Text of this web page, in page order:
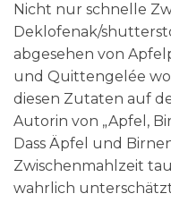
Nicht nur schnelle
Deklofenak/
abgesehen von
und Quittengelée
diesen Zutaten auf
Autorin von „Apfel,
Dass Äpfel und
Zwischenmahlzeit
wahrlich